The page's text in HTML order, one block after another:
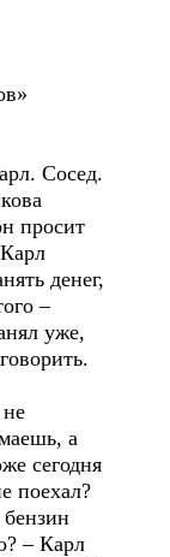
Сосед.
просит
денег,
–
уже,
а
сегодня
поехал?
– Карл